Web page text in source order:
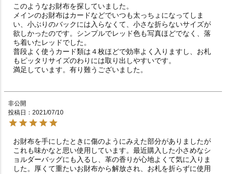
このようなお財布を探していました。
メインのお財布はカードなどでいつも太っちょになってしま
い、小ぶりのバックには入らなくて、小さな折らないサイズが
欲しかったのです。シンプルでレッド色も写真ほどでなく、落
ち着いたレッドでした。
普段よく使うカード類は４枚ほどで効率よく入りますし、お札
もピッタリサイズのわりには取り出しやすいです。
満足しています。有り難うございました。
非公開
投稿日
2021/07/10
お財布を手にしたときに傷のようにみえた部分がありましたが
これも味かなと思い使用しています。最近購入した小さめなシ
ョルダーバッグにも入るし、革の香りが心地よくて気に入りま
した。厚くて重たいお財布から解放され、お札を折らずに使用